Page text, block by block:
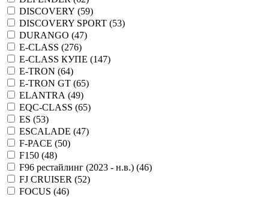
DISCOVERY (59)
DISCOVERY SPORT (53)
DURANGO (47)
E-CLASS (276)
E-CLASS КУПЕ (147)
E-TRON (64)
E-TRON GT (65)
ELANTRA (49)
EQC-CLASS (65)
ES (53)
ESCALADE (47)
F-PACE (50)
F150 (48)
F96 рестайлинг (2023 - н.в.) (46)
FJ CRUISER (52)
FOCUS (46)